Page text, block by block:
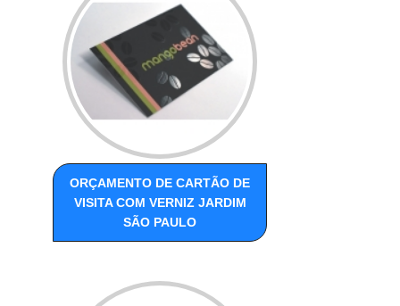
ORÇAMENTO DE CARTÃO DE
VISITA COM VERNIZ JARDIM
SÃO PAULO